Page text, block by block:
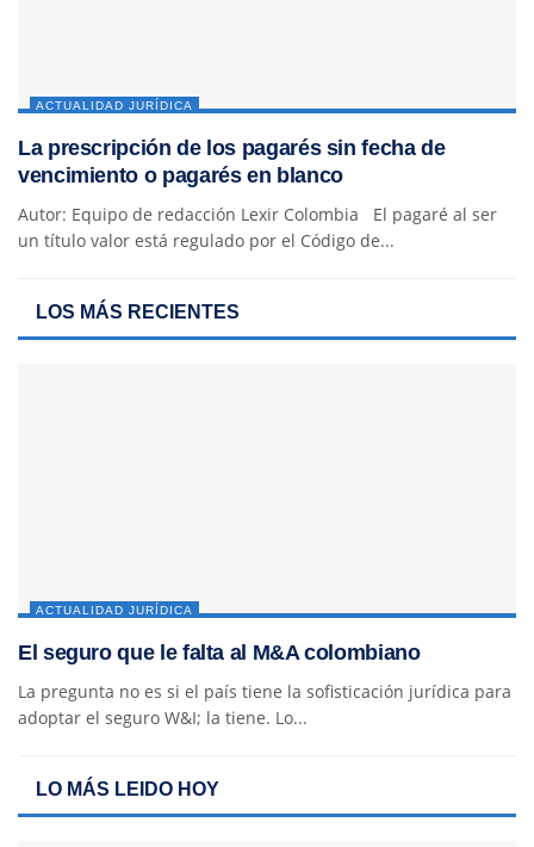
ACTUALIDAD JURÍDICA
La prescripción de los pagarés sin fecha de
vencimiento o pagarés en blanco
Autor: Equipo de redacción Lexir Colombia El pagaré al ser
un título valor está regulado por el Código de...
LOS MÁS RECIENTES
ACTUALIDAD JURÍDICA
El seguro que le falta al M&A colombiano
La pregunta no es si el país tiene la sofisticación jurídica para
adoptar el seguro W&I; la tiene. Lo...
LO MÁS LEIDO HOY